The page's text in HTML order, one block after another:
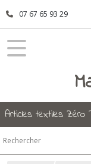
07 67 65 93 29